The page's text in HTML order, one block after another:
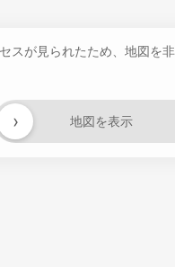
スが見られたため、地図を
地図を表示
›